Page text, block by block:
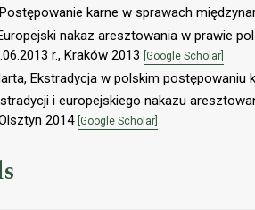
karne w sprawach
nakaz aresztowania w prawie
r., Kraków 2013 [Google Scholar]
Ekstradycja w polskim postępowaniu
i europejskiego nakazu
2014 [Google Scholar]